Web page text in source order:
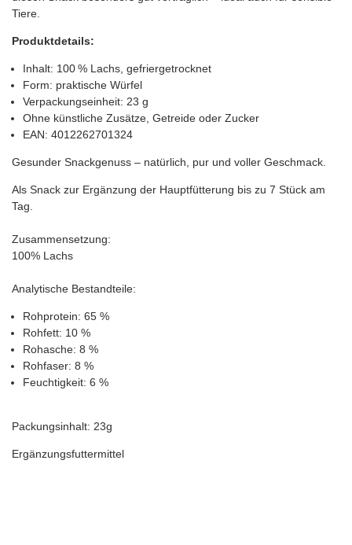
Tiere.
Produktdetails:
Inhalt: 100 % Lachs, gefriergetrocknet
Form: praktische Würfel
Verpackungseinheit: 23 g
Ohne künstliche Zusätze, Getreide oder Zucker
EAN: 4012262701324
Gesunder Snackgenuss – natürlich, pur und voller Geschmack.
Als Snack zur Ergänzung der Hauptfütterung bis zu 7 Stück am
Tag.
Zusammensetzung:
100% Lachs
Analytische Bestandteile:
Rohprotein: 65 %
Rohfett: 10 %
Rohasche: 8 %
Rohfaser: 8 %
Feuchtigkeit: 6 %
Packungsinhalt: 23g
Ergänzungsfuttermittel